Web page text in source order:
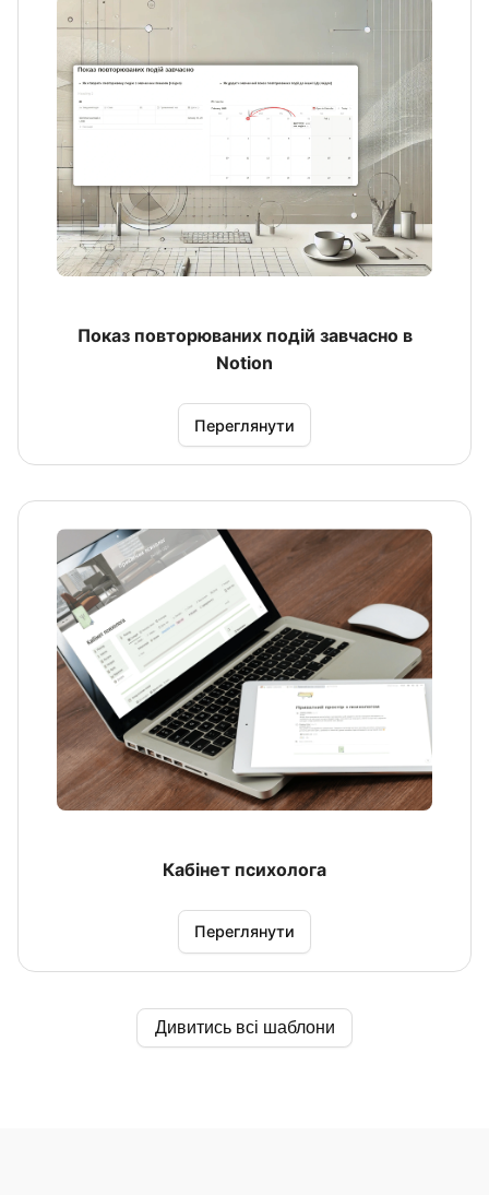
Показ повторюваних подій завчасно в
Notion
Переглянути
Кабінет психолога
Переглянути
Дивитись всі шаблони